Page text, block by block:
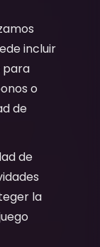
incluir
para
o
de
de
la